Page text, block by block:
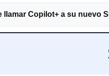
llamar Copilot+ a su nuevo